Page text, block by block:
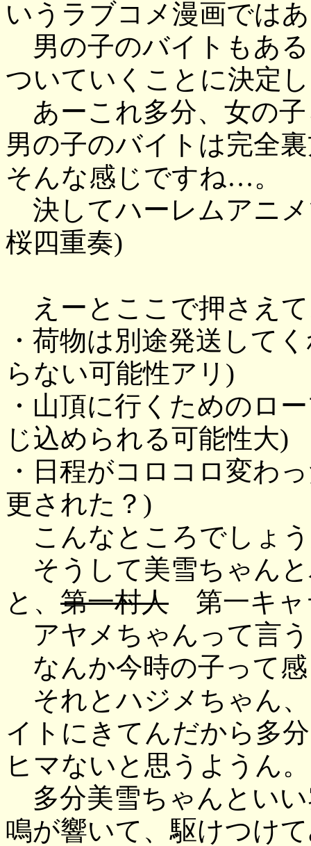
いうラブコメ漫画では
男の子のバイトもあ
ついていくことに決定
あーこれ多分、女の
男の子のバイトは完全
そんな感じですね…。
決してハーレムアニ
桜四重奏)
えーとここで押さえ
・荷物は別途発送して
らない可能性アリ)
・山頂に行くためのロ
じ込められる可能性大)
・日程がコロコロ変わ
更された？)
こんなところでしょ
そうして美雪ちゃん
と、 第一村人 第一キャ
アヤメちゃんって言
なんか今時の子って
それとハジメちゃん
イトにきてんだから多
ヒマないと思うようん。
多分美雪ちゃんとい
鳴が響いて、駆けつけ